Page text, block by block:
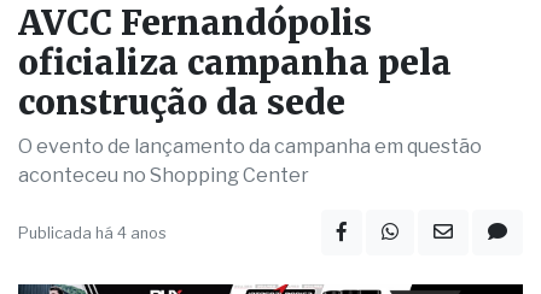
AVCC Fernandópolis
oficializa campanha pela
construção da sede
O evento de lançamento da campanha em questão
aconteceu no Shopping Center
Publicada há 4 anos